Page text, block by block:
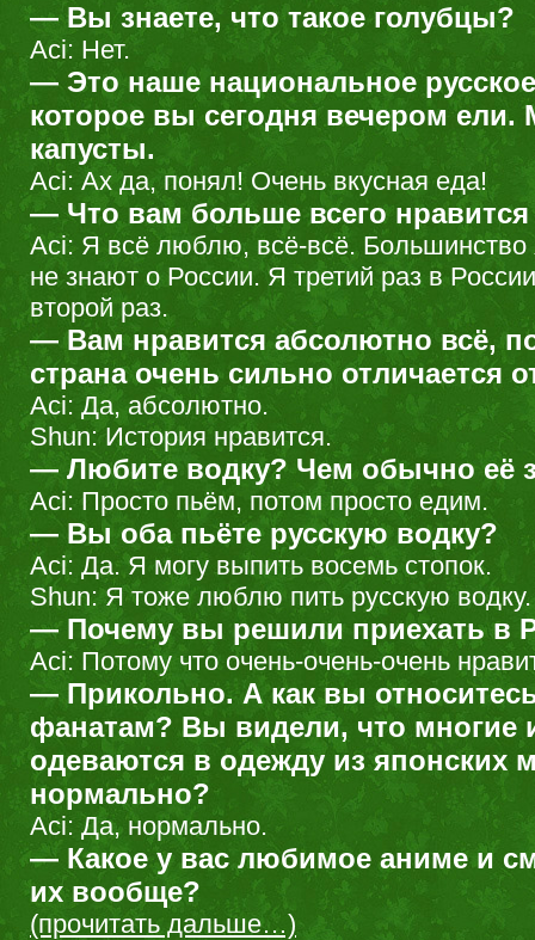
— Вы знаете, что такое голубцы?
Aci: Нет.
— Это наше национальное
которое вы сегодня вечером ели.
капусты.
Aci: Ах да, понял! Очень вкусная еда!
— Что вам больше всего
Aci: Я всё люблю, всё-всё. Большинство
не знают о России. Я третий раз в
второй раз.
— Вам нравится абсолютно всё,
страна очень сильно отличается
Aci: Да, абсолютно.
Shun: История нравится.
— Любите водку? Чем обычно её
Aci: Просто пьём, потом просто едим.
— Вы оба пьёте русскую водку?
Aci: Да. Я могу выпить восемь стопок.
Shun: Я тоже люблю пить русскую
— Почему вы решили приехать в
Aci: Потому что очень-очень-очень
— Прикольно. А как вы
фанатам? Вы видели, что многие
одеваются в одежду из японских
нормально?
Aci: Да, нормально.
— Какое у вас любимое аниме и
их вообще?
(прочитать дальше…)